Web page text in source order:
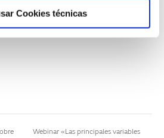
Cookies técnicas
Webinar «Las principales variables